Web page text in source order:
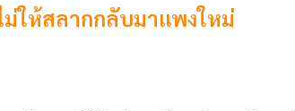
ม่ให้สลากกลับมาแพงใหม่